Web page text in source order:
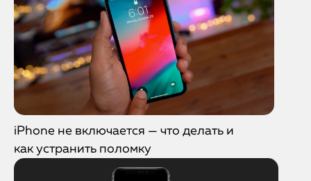
iPhone не включается — что делать и
как устранить поломку